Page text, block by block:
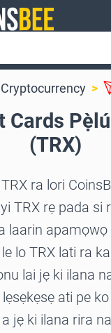
Cards
(TRX)
ra lori
TRX rẹ pada si
laarin apamọwọ
lo TRX lati ra
lai jẹ ki ilana
ati pe
jẹ ki ilana rira